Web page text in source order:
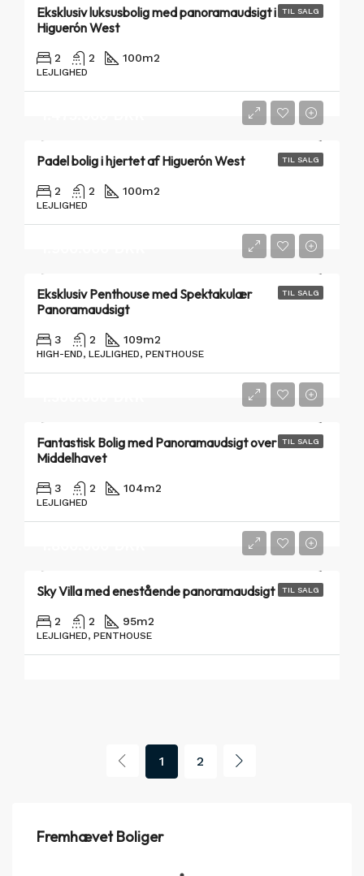
TIL SALG
Eksklusiv luksusbolig med panoramaudsigt i
Higuerón West
2 2 100m2
LEJLIGHED
TIL SALG
Padel bolig i hjertet af Higuerón West
2 2 100m2
LEJLIGHED
TIL SALG
Eksklusiv Penthouse med Spektakulær
Panoramaudsigt
3 2 109m2
HIGH-END, LEJLIGHED, PENTHOUSE
TIL SALG
Fantastisk Bolig med Panoramaudsigt over
Middelhavet
3 2 104m2
LEJLIGHED
TIL SALG
Sky Villa med enestående panoramaudsigt
2 2 95m2
LEJLIGHED, PENTHOUSE
1 2
Fremhævet Boliger